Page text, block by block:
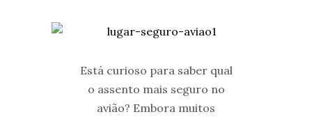
Está curioso para saber qual
o assento mais seguro no
avião? Embora muitos